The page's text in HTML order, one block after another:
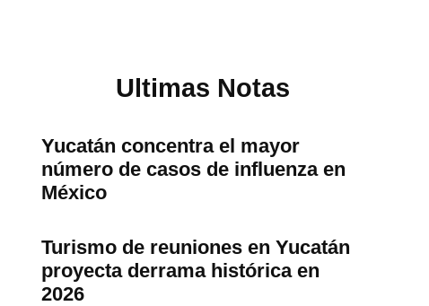
Ultimas Notas
Yucatán concentra el mayor
número de casos de influenza en
México
Turismo de reuniones en Yucatán
proyecta derrama histórica en
2026